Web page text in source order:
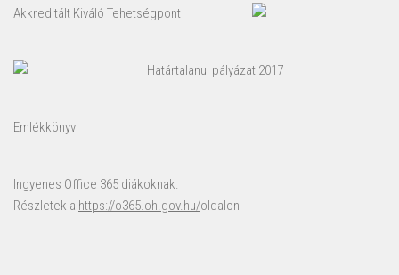
Akkreditált Kiváló Tehetségpont
Határtalanul pályázat 2017
Emlékkönyv
Ingyenes Office 365 diákoknak.
Részletek a https://o365.oh.gov.hu/oldalon